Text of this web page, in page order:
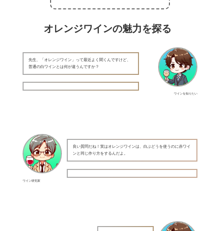
オレンジワインの魅力を探る
ワインを知りたい
先生、「オレンジワイン」って最近よく聞くんですけど、
普通の白ワインとは何が違うんですか？
ワイン研究家
良い質問だね！実はオレンジワインは、白ぶどうを使うのに赤ワイ
ンと同じ作り方をするんだよ。